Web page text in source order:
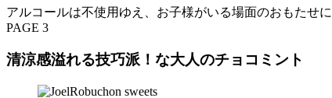
アルコールは不使用ゆえ、お子様がいる場面のおもたせ
PAGE 3
清涼感溢れる技巧派！な大人のチョコミント